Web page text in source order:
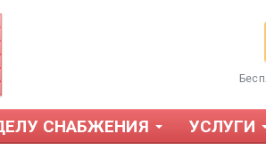
СНАБЖЕНИЯ УСЛУГИ